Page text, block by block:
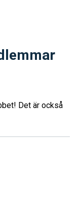
Det är också